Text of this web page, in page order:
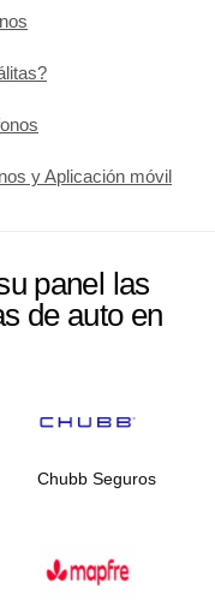
y Aplicación móvil
panel las
de auto en
Chubb Seguros